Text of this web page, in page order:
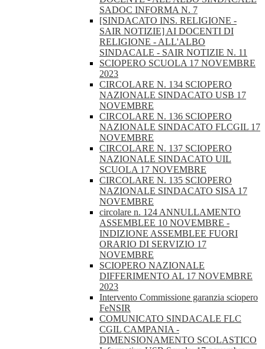
SADOC INFORMA N. 7
[SINDACATO INS. RELIGIONE -
SAIR NOTIZIE] AI DOCENTI DI
RELIGIONE - ALL'ALBO
SINDACALE - SAIR NOTIZIE N. 11
SCIOPERO SCUOLA 17 NOVEMBRE
2023
CIRCOLARE N. 134 SCIOPERO
NAZIONALE SINDACATO USB 17
NOVEMBRE
CIRCOLARE N. 136 SCIOPERO
NAZIONALE SINDACATO FLCGIL 17
NOVEMBRE
CIRCOLARE N. 137 SCIOPERO
NAZIONALE SINDACATO UIL
SCUOLA 17 NOVEMBRE
CIRCOLARE N. 135 SCIOPERO
NAZIONALE SINDACATO SISA 17
NOVEMBRE
circolare n. 124 ANNULLAMENTO
ASSEMBLEE 10 NOVEMBRE -
INDIZIONE ASSEMBLEE FUORI
ORARIO DI SERVIZIO 17
NOVEMBRE
SCIOPERO NAZIONALE
DIFFERIMENTO AL 17 NOVEMBRE
2023
Intervento Commissione garanzia sciopero
FeNSIR
COMUNICATO SINDACALE FLC
CGIL CAMPANIA -
DIMENSIONAMENTO SCOLASTICO